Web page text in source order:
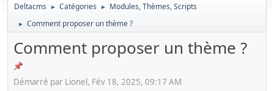
Deltacms ► Catégories ► Modules, Thèmes, Scripts
► Comment proposer un thème ?
Comment proposer un thème ?
Démarré par Lionel, Fév 18, 2025, 09:17 AM